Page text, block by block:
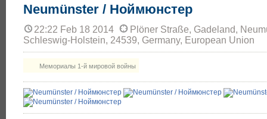
Neumünster / Ноймюнстер
22:22 Feb 18 2014
Plöner Straße, Gadeland,
Schleswig-Holstein, 24539, Germany, European Union
Мемориалы 1-й мировой войны